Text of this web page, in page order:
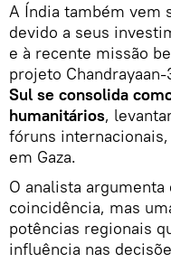
A Índia também vem
devido a seus
e à recente missão
projeto
Sul se consolida
humanitários,
fóruns
em Gaza.
O analista argumenta
coincidência, mas
potências regionais
influência nas